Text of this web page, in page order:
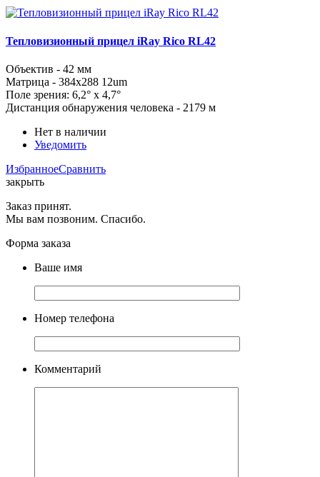
Тепловизионный прицел iRay Rico RL42
Объектив - 42 мм
Матрица - 384x288 12um
Поле зрения: 6,2° x 4,7°
Дистанция обнаружения человека - 2179 м
Нет в наличии
Уведомить
ИзбранноеСравнить
закрыть
Заказ принят.
Мы вам позвоним. Спасибо.
Форма заказа
Ваше имя
Номер телефона
Комментарий